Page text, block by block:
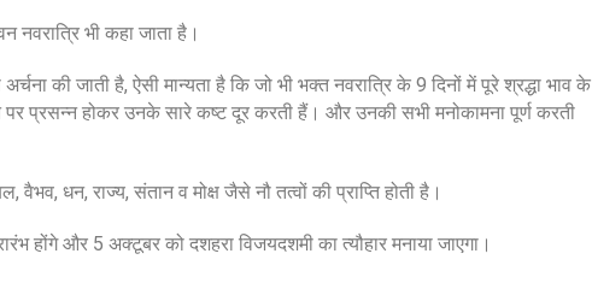
भी कहा जाता है।
की जाती है, ऐसी मान्यता है कि जो भी भक्त नवरात्रि के 9 दिनों में पूरे श्रद्धा भाव के
प्रसन्न होकर उनके सारे कष्ट दूर करती हैं। और उनकी सभी मनोकामना पूर्ण करती
वैभव, धन, राज्य, संतान व मोक्ष जैसे नौ तत्वों की प्राप्ति होती है।
होंगे और 5 अक्टूबर को दशहरा विजयदशमी का त्यौहार मनाया जाएगा।